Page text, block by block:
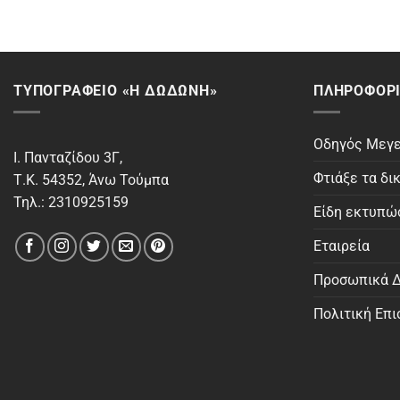
ΤΥΠΟΓΡΑΦΕΙΟ «Η ΔΩΔΩΝΗ»
Ι. Πανταζίδου 3Γ,
Τ.Κ. 54352, Άνω Τούμπα
Τηλ.: 2310925159
Οδηγός
Φτιάξε τα
Είδη
Εταιρεία
Προσωπικά
Πολιτική